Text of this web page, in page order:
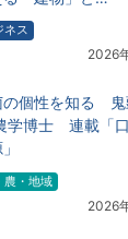
ネス
2026
の個性を知る 鬼
学博士 連載「
」
農・地域
2026